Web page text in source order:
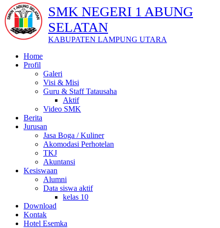
SMK NEGERI 1 ABUNG
SELATAN
KABUPATEN LAMPUNG UTARA
Home
Profil
Galeri
Visi & Misi
Guru & Staff Tatausaha
Aktif
Video SMK
Berita
Jurusan
Jasa Boga / Kuliner
Akomodasi Perhotelan
TKJ
Akuntansi
Kesiswaan
Alumni
Data siswa aktif
kelas 10
Download
Kontak
Hotel Esemka